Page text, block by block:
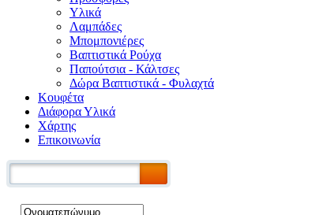
Υλικά
Λαμπάδες
Μπομπονιέρες
Βαπτιστικά Ρούχα
Παπούτσια - Κάλτσες
Δώρα Βαπτιστικά - Φυλαχτά
Κουφέτα
Διάφορα Υλικά
Χάρτης
Επικοινωνία